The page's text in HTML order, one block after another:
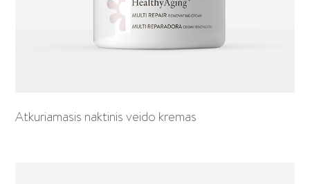
Atkuriamasis naktinis veido kremas